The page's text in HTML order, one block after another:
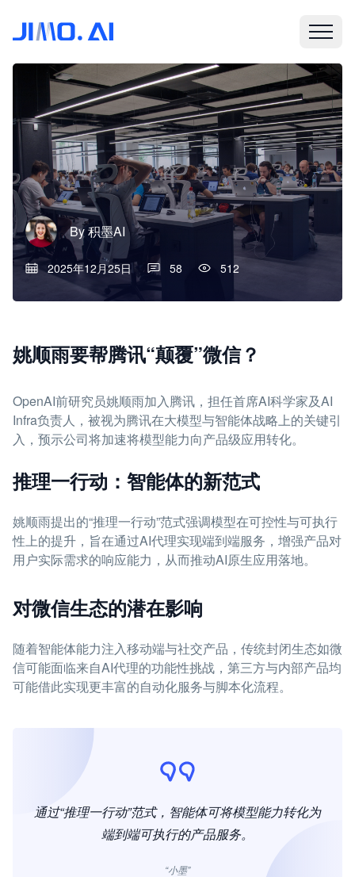
By积墨AI
2025年12月25日 58 512
姚顺雨要帮腾讯“颠覆”微信？
OpenAI前研究员姚顺雨加入腾讯，担任首席AI科学家及AI
Infra负责人，被视为腾讯在大模型与智能体战略上的关键引
入，预示公司将加速将模型能力向产品级应用转化。
推理一行动：智能体的新范式
姚顺雨提出的“推理一行动”范式强调模型在可控性与可执行
性上的提升，旨在通过AI代理实现端到端服务，增强产品对
用户实际需求的响应能力，从而推动AI原生应用落地。
对微信生态的潜在影响
随着智能体能力注入移动端与社交产品，传统封闭生态如微
信可能面临来自AI代理的功能性挑战，第三方与内部产品均
可能借此实现更丰富的自动化服务与脚本化流程。
通过“推理一行动”范式，智能体可将模型能力转化为
端到端可执行的产品服务。
“小墨”